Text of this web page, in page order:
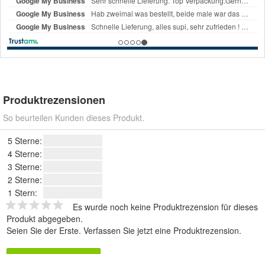
Produktrezensionen
So beurteilen Kunden dieses Produkt.
5 Sterne:
4 Sterne:
3 Sterne:
2 Sterne:
1 Stern:
Es wurde noch keine Produktrezension für dieses
Produkt abgegeben.
Seien Sie der Erste. Verfassen Sie jetzt eine Produktrezension.